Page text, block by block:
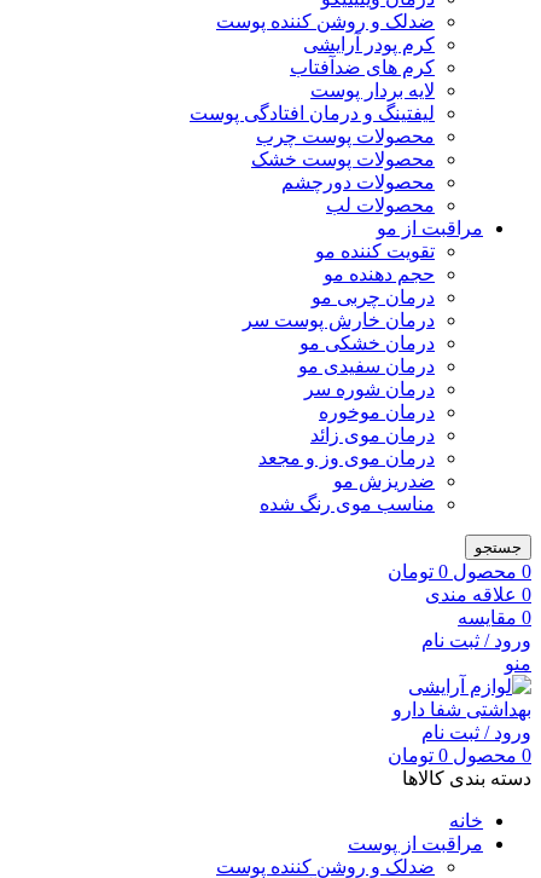
ضدلک و روشن کننده پوست
کرم پودر آرایشی
کرم های ضدآفتاب
لایه بردار پوست
لیفتینگ و درمان افتادگی پوست
محصولات پوست چرب
محصولات پوست خشک
محصولات دورچشم
محصولات لب
مراقبت از مو
تقویت کننده مو
حجم دهنده مو
درمان چربی مو
درمان خارش پوست سر
درمان خشکی مو
درمان سفیدی مو
درمان شوره سر
درمان موخوره
درمان موی زائد
درمان موی وز و مجعد
ضدریزش مو
مناسب موی رنگ شده
جستجو
0 محصول 0 تومان
0 علاقه مندی
0 مقایسه
ورود / ثبت نام
منو
ورود / ثبت نام
0 محصول 0 تومان
دسته بندی کالاها
خانه
مراقبت از پوست
ضدلک و روشن کننده پوست